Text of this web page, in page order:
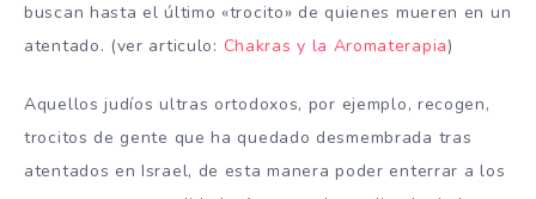
buscan hasta el último «trocito» de quienes mueren en un
atentado. (ver articulo: Chakras y la Aromaterapia)
Aquellos judíos ultras ortodoxos, por ejemplo, recogen,
trocitos de gente que ha quedado desmembrada tras
atentados en Israel, de esta manera poder enterrar a los